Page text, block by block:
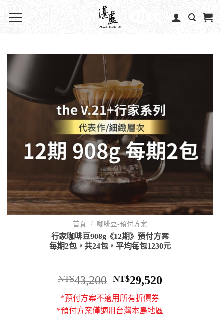
首頁 / 咖啡豆-預付方案
行家咖啡豆908g《12期》預付方案
每期2包，共24包，平均每包1230元
NT$43,200 NT$29,520
*預付方案不適用所有折價券
*預付方案僅適用台灣本島地區